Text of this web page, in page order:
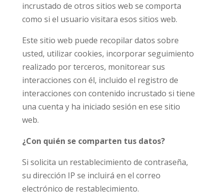
incrustado de otros sitios web se comporta
como si el usuario visitara esos sitios web.
Este sitio web puede recopilar datos sobre
usted, utilizar cookies, incorporar seguimiento
realizado por terceros, monitorear sus
interacciones con él, incluido el registro de
interacciones con contenido incrustado si tiene
una cuenta y ha iniciado sesión en ese sitio
web.
¿Con quién se comparten tus datos?
Si solicita un restablecimiento de contraseña,
su dirección IP se incluirá en el correo
electrónico de restablecimiento.